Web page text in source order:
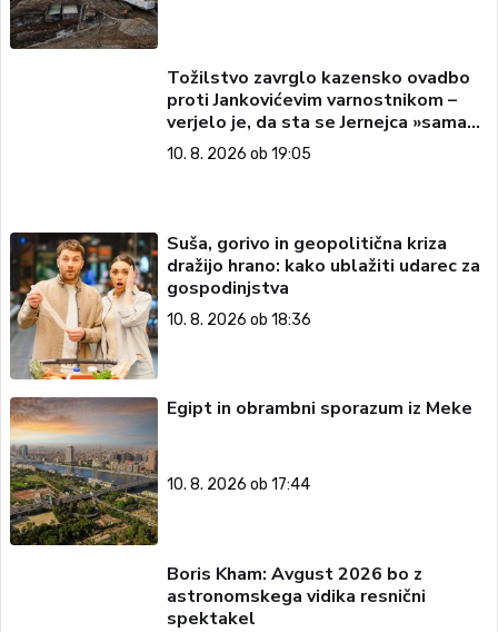
Tožilstvo zavrglo kazensko ovadbo
proti Jankovićevim varnostnikom –
verjelo je, da sta se Jernejca »sama
zaletela v njih in padla po tleh«
10. 8. 2026 ob 19:05
Suša, gorivo in geopolitična kriza
dražijo hrano: kako ublažiti udarec za
gospodinjstva
10. 8. 2026 ob 18:36
Egipt in obrambni sporazum iz Meke
10. 8. 2026 ob 17:44
Boris Kham: Avgust 2026 bo z
astronomskega vidika resnični
spektakel